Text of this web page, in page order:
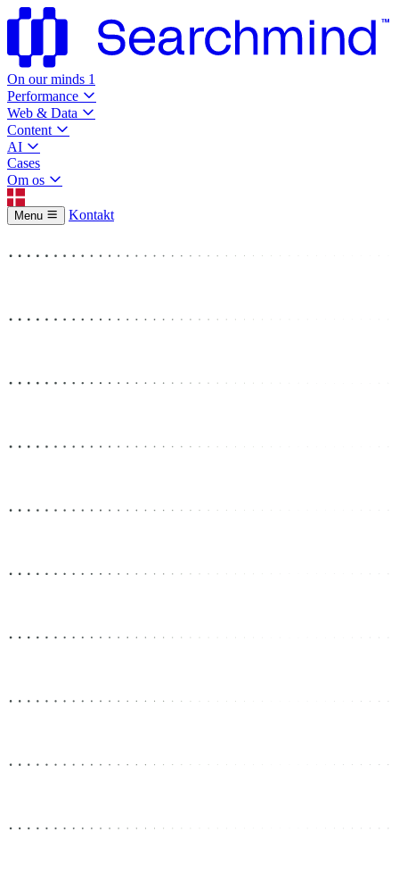
On our minds 1
Performance
Web & Data
Content
AI
Cases
Om os
Menu Kontakt